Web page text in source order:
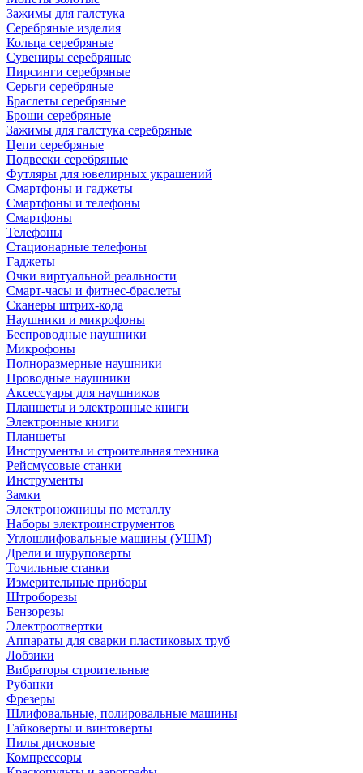
Зажимы для галстука
Серебряные изделия
Кольца серебряные
Сувениры серебряные
Пирсинги серебряные
Серьги серебряные
Браслеты серебряные
Броши серебряные
Зажимы для галстука серебряные
Цепи серебряные
Подвески серебряные
Футляры для ювелирных украшений
Смартфоны и гаджеты
Смартфоны и телефоны
Смартфоны
Телефоны
Стационарные телефоны
Гаджеты
Очки виртуальной реальности
Смарт-часы и фитнес-браслеты
Сканеры штрих-кода
Наушники и микрофоны
Беспроводные наушники
Микрофоны
Полноразмерные наушники
Проводные наушники
Аксессуары для наушников
Планшеты и электронные книги
Электронные книги
Планшеты
Инструменты и строительная техника
Рейсмусовые станки
Инструменты
Замки
Электроножницы по металлу
Наборы электроинструментов
Углошлифовальные машины (УШМ)
Дрели и шуруповерты
Точильные станки
Измерительные приборы
Штроборезы
Бензорезы
Электроотвертки
Аппараты для сварки пластиковых труб
Лобзики
Вибраторы строительные
Рубанки
Фрезеры
Шлифовальные, полировальные машины
Гайковерты и винтоверты
Пилы дисковые
Компрессоры